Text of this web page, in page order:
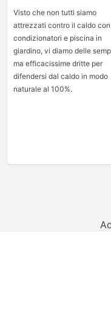
Visto che non tutti siamo
attrezzati contro il caldo con
condizionatori e piscina in
giardino, vi diamo delle
ma efficacissime dritte per
difendersi dal caldo in modo
naturale al 100%.